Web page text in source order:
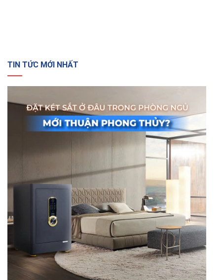
TIN TỨC MỚI NHẤT